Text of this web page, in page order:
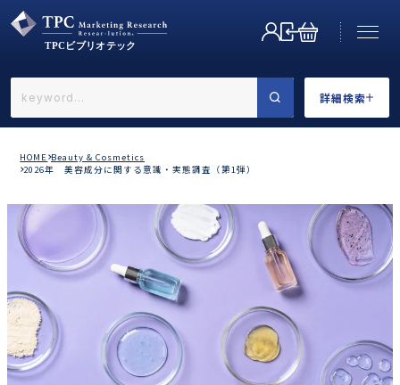
詳細検索
←戻る
業界で選ぶ
カテゴリで選ぶ
HOME Beauty & Cosmetics
2026年 美容成分に関する意識・実態調査（第1弾）